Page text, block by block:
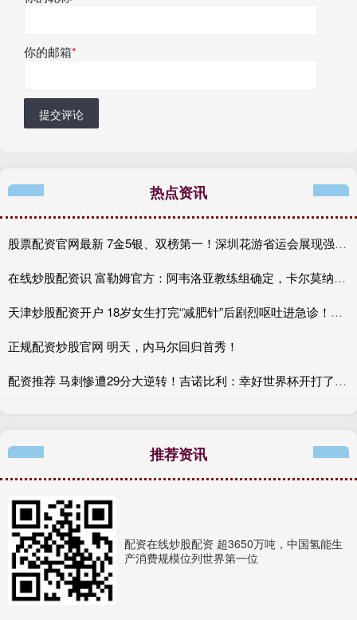
你的邮箱*
提交评论
热点资讯
股票配资官网最新 7金5银、双榜第一！深圳花游省运会展现强劲实力
在线炒股配资识 富勒姆官方：阿韦洛亚教练组确定，卡尔莫纳担任助教
天津炒股配资开户 18岁女生打完“减肥针”后剧烈呕吐进急诊！医生紧急提醒
正规配资炒股官网 明天，内马尔回归首秀！
配资推荐 马刺惨遭29分大逆转！吉诺比利：幸好世界杯开打了 帮我分分心
推荐资讯
配资在线炒股配资 超3650万吨，中国氢能生
产消费规模位列世界第一位